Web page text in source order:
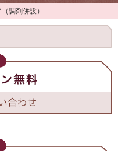
調剤併設）